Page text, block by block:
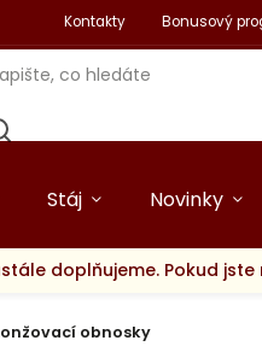
Kontakty Bonusový
Stáj Novinky
doplňujeme. Pokud
obnosky